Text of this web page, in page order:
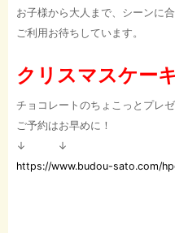
お子様から大人まで、シーンに
ご利用お待ちしています。
クリスマスケー
チョコレートのちょこっとプレ
ご予約はお早めに！
↓ ↓
https://www.budou-sato.com/